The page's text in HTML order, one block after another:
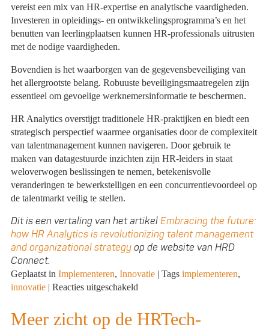
vereist een mix van HR-expertise en analytische vaardigheden.
Investeren in opleidings- en ontwikkelingsprogramma’s en het
benutten van leerlingplaatsen kunnen HR-professionals uitrusten
met de nodige vaardigheden.
Bovendien is het waarborgen van de gegevensbeveiliging van
het allergrootste belang. Robuuste beveiligingsmaatregelen zijn
essentieel om gevoelige werknemersinformatie te beschermen.
HR Analytics overstijgt traditionele HR-praktijken en biedt een
strategisch perspectief waarmee organisaties door de complexiteit
van talentmanagement kunnen navigeren. Door gebruik te
maken van datagestuurde inzichten zijn HR-leiders in staat
weloverwogen beslissingen te nemen, betekenisvolle
veranderingen te bewerkstelligen en een concurrentievoordeel op
de talentmarkt veilig te stellen.
Dit is een vertaling van het artikelEmbracing the future:
how HR Analytics is revolutionizing talent management
and organizational strategy op de website van HRD
Connect.
Geplaatst in Implementeren,Innovatie | Tags implementeren,
innovatie | Reacties uitgeschakeld
HR
Analytics
Meer zicht op de HRTech-